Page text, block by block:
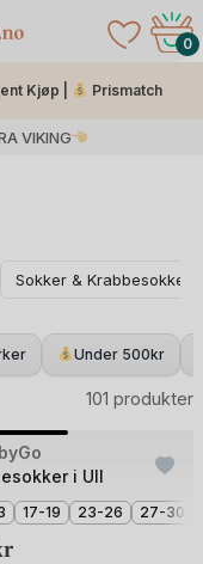
0
Kjøp | Prismatch
VIKING
Sokker & Krabbesokker
Under 500kr
101 produkter
i Ull
17-19 23-26 27-30